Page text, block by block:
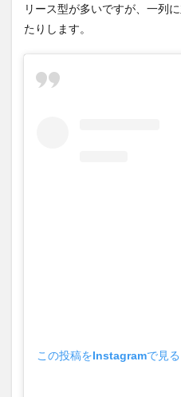
リース型が多いですが、一列
たりします。
この投稿をInstagramで見る